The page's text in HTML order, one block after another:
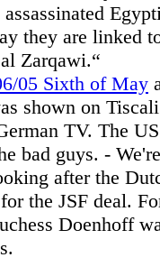
they are linked
Zarqawi.“
05 Sixth of May
shown on
TV. The
bad guys. -
after the
the JSF deal.
Doenhoff